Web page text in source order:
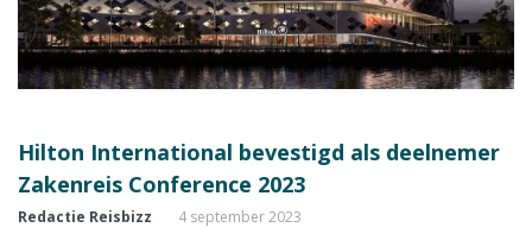
Hilton International bevestigd als deelnemer
Zakenreis Conference 2023
Redactie Reisbizz 4 september 2023